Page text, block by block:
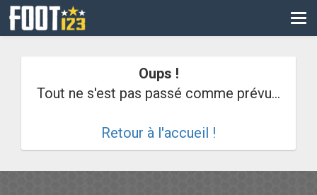
CM
Oups !
Tout ne s'est pas passé comme prévu...
Retour à l'accueil !